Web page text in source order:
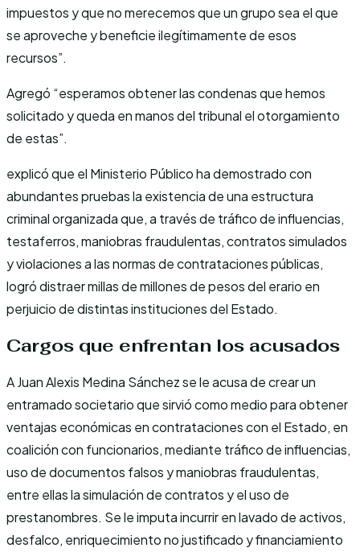
impuestos y que no merecemos que un grupo sea el que
se aproveche y beneficie ilegítimamente de esos
recursos”.
Agregó “esperamos obtener las condenas que hemos
solicitado y queda en manos del tribunal el otorgamiento
de estas”.
explicó que el Ministerio Público ha demostrado con
abundantes pruebas la existencia de una estructura
criminal organizada que, a través de tráfico de influencias,
testaferros, maniobras fraudulentas, contratos simulados
y violaciones a las normas de contrataciones públicas,
logró distraer millas de millones de pesos del erario en
perjuicio de distintas instituciones del Estado.
Cargos que enfrentan los acusados
A Juan Alexis Medina Sánchez se le acusa de crear un
entramado societario que sirvió como medio para obtener
ventajas económicas en contrataciones con el Estado, en
coalición con funcionarios, mediante tráfico de influencias,
uso de documentos falsos y maniobras fraudulentas,
entre ellas la simulación de contratos y el uso de
prestanombres. Se le imputa incurrir en lavado de activos,
desfalco, enriquecimiento no justificado y financiamiento